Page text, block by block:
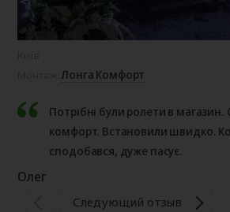
Монтаж:Лонга Комфорт
Потрібні були ролети в
комфорт. Встановили швидко.
сподобався, дуже пасує.
Олег
Следующий отзыв